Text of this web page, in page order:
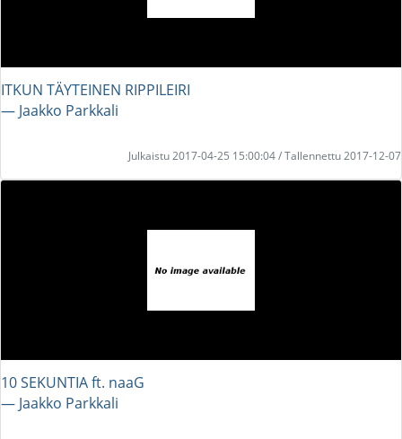
ITKUN TÄYTEINEN RIPPILEIRI
― Jaakko Parkkali
Julkaistu 2017-04-25 15:00:04 / Tallennettu 2017-12-07
10 SEKUNTIA ft. naaG
― Jaakko Parkkali